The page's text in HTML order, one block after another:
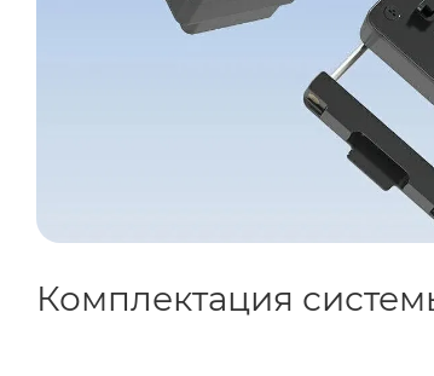
Комплектация